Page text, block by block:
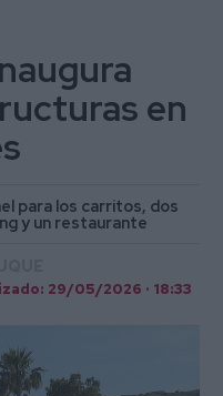
en
para los carritos, dos
y un restaurante
29/05/2026 · 18:33